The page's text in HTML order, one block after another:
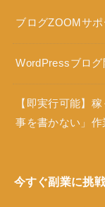
ブログZOOMサポ
WordPressブロ
【即実行可能】
事を書かない」作
今すぐ副業に挑戦